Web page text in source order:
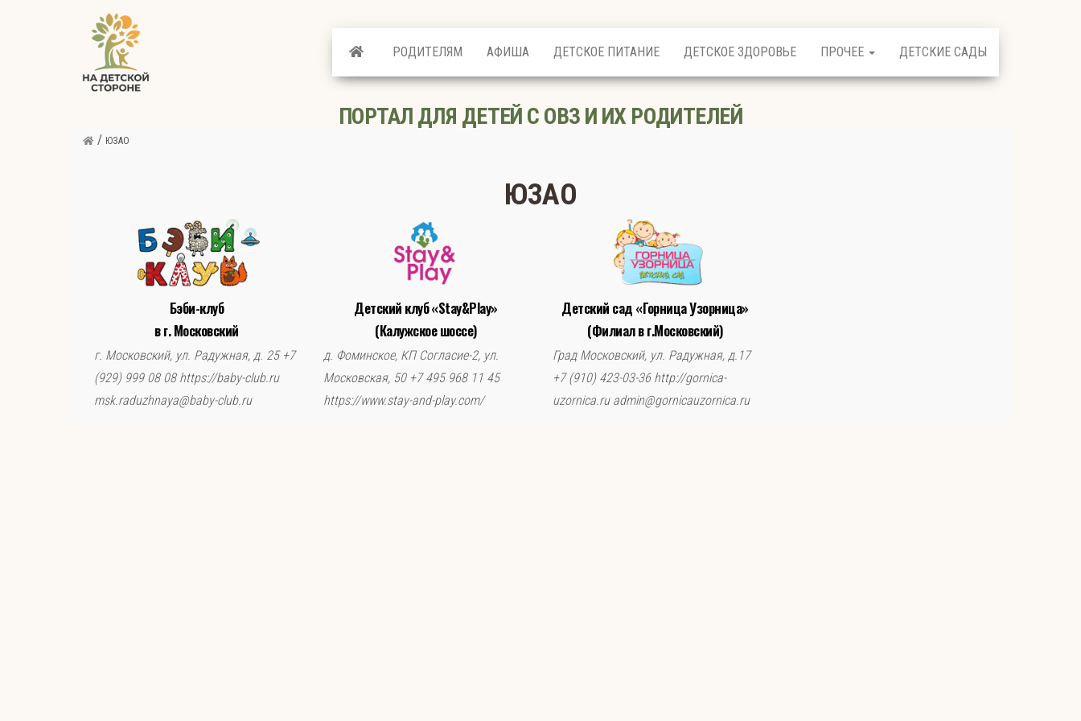
РОДИТЕЛЯМ АФИША ДЕТСКОЕ ПИТАНИЕ ДЕТСКОЕ ЗДОРОВЬЕ ПРОЧЕЕ ДЕТСКИЕ САДЫ
ПОРТАЛ ДЛЯ ДЕТЕЙ С ОВЗ И ИХ РОДИТЕЛЕЙ
/ ЮЗАО
ЮЗАО
Бэби-клуб
в г. Московский
г. Московский, ул. Радужная, д. 25 +7
(929) 999 08 08 https://baby-club.ru
msk.raduzhnaya@baby-club.ru
Детский клуб «Stay&Play»
(Калужское шоссе)
д. Фоминское, КП Согласие-2, ул.
Московская, 50 +7 495 968 11 45
https://www.stay-and-play.com/
Детский сад «Горница Узорница»
(Филиал в г.Московский)
Град Московский, ул. Радужная, д.17
+7 (910) 423-03-36 http://gornica-
uzornica.ru admin@gornicauzornica.ru